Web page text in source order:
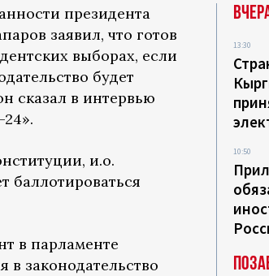
президента
заявил, что готов
выборах, если
будет
сказал в интервью
и.о.
баллотироваться
в парламенте
в законодательство
13:30
10:50